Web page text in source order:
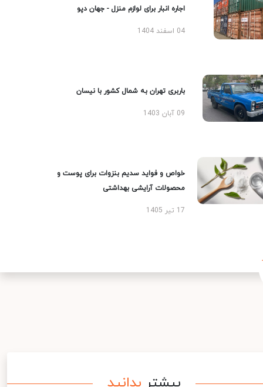
اجاره انبار برای لوازم منزل - جهان دپو
04 اسفند 1404
باربری تهران به شمال کشور با نیسان
09 آبان 1403
خواص و فواید سدیم بنزوات برای پوست و
محصولات آرایشی بهداشتی
17 تیر 1405